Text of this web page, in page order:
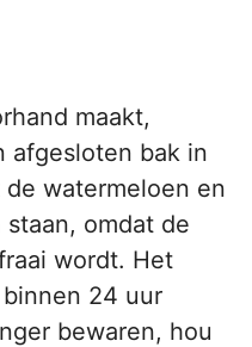
maakt,
afgesloten bak in
watermeloen en
omdat de
wordt. Het
24 uur
bewaren, hou